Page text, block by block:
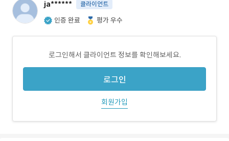
ja****** 클라이언트
인증 완료 평가 우수
로그인해서 클라이언트 정보를 확인해보세요.
로그인
회원가입